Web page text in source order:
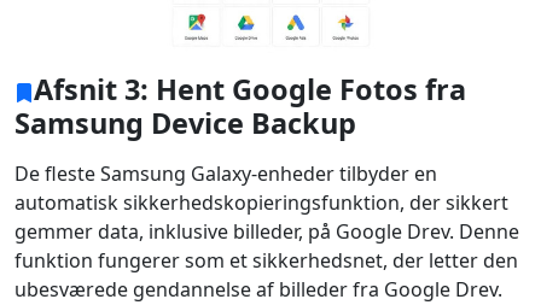
Afsnit 3: Hent Google Fotos fra
Samsung Device Backup
De fleste Samsung Galaxy-enheder tilbyder en
automatisk sikkerhedskopieringsfunktion, der sikkert
gemmer data, inklusive billeder, på Google Drev. Denne
funktion fungerer som et sikkerhedsnet, der letter den
ubesværede gendannelse af billeder fra Google Drev.